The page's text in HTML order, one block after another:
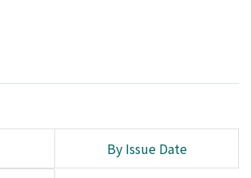
By Issue Date